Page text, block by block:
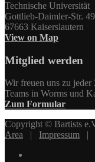
Technische Universität
Gottlieb-Daimler-Str. 49
67663 Kaiserslautern
View on Map
Mitglied werden
Wir freuen uns zu jeder
Teams in Worms und
Zum Formular
Copyright © Bartists
Area
Impressum